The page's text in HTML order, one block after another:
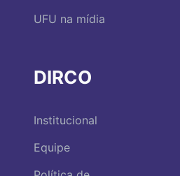
UFU na mídia
DIRCO
Institucional
Equipe